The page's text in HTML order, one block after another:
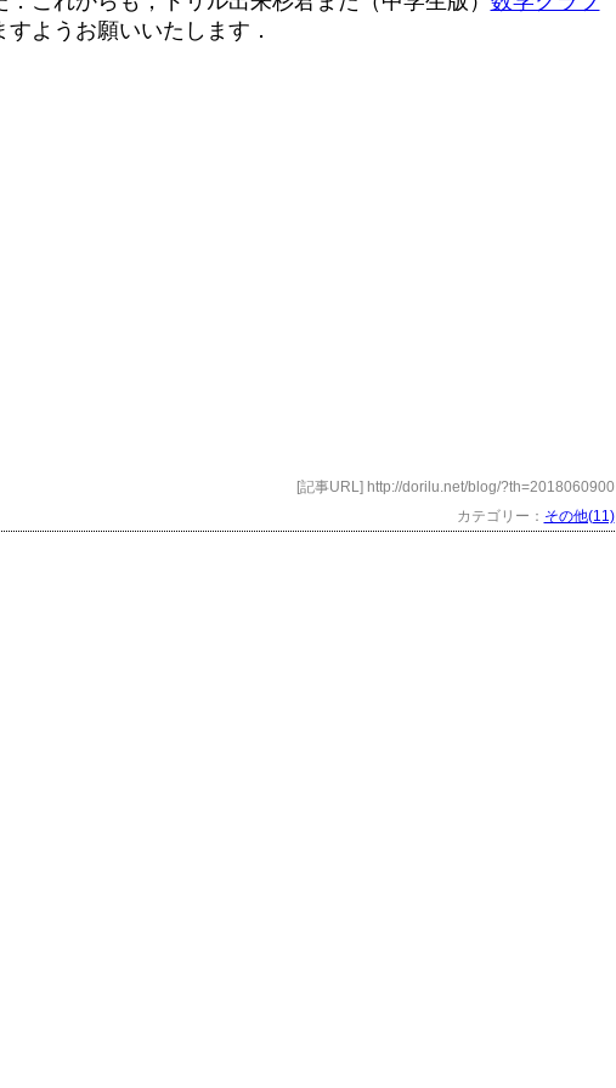
ようお願いいたします．
[記事URL] http://dorilu.net/blog/?th=2018060900
カテゴリー： その他(11)